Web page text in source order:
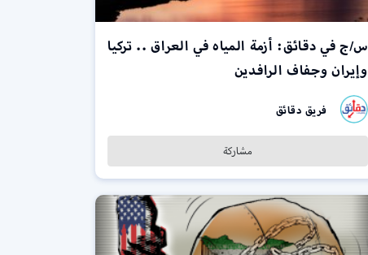
س/ج في دقائق: أزمة المياه في العراق .. تركيا
وإيران وجفاف الرافدين
فريق دقائق
مشاركة